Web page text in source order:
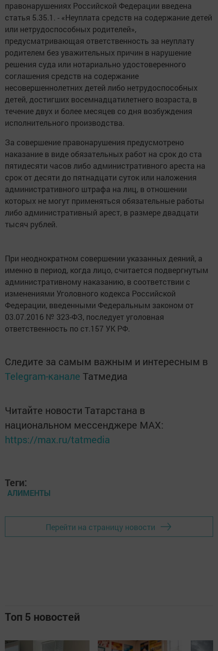
правонарушениях Российской Федерации введена
статья 5.35.1. - «Неуплата средств на содержание детей
или нетрудоспособных родителей»,
предусматривающая ответственность за неуплату
родителем без уважительных причин в нарушение
решения суда или нотариально удостоверенного
соглашения средств на содержание
несовершеннолетних детей либо нетрудоспособных
детей, достигших восемнадцатилетнего возраста, в
течение двух и более месяцев со дня возбуждения
исполнительного производства.
За совершение правонарушения предусмотрено
наказание в виде обязательных работ на срок до ста
пятидесяти часов либо административного ареста на
срок от десяти до пятнадцати суток или наложения
административного штрафа на лиц, в отношении
которых не могут применяться обязательные работы
либо административный арест, в размере двадцати
тысяч рублей.
При неоднократном совершении указанных деяний, а
именно в период, когда лицо, считается подвергнутым
административному наказанию, в соответствии с
изменениями Уголовного кодекса Российской
Федерации, введенными Федеральным законом от
03.07.2016 № 323-ФЗ, последует уголовная
ответственность по ст.157 УК РФ.
Следите за самым важным и интересным в
Telegram-канале Татмедиа
Читайте новости Татарстана в
национальном мессенджере MАХ:
https://max.ru/tatmedia
Теги:
АЛИМЕНТЫ
Перейти на страницу новости
Топ 5 новостей